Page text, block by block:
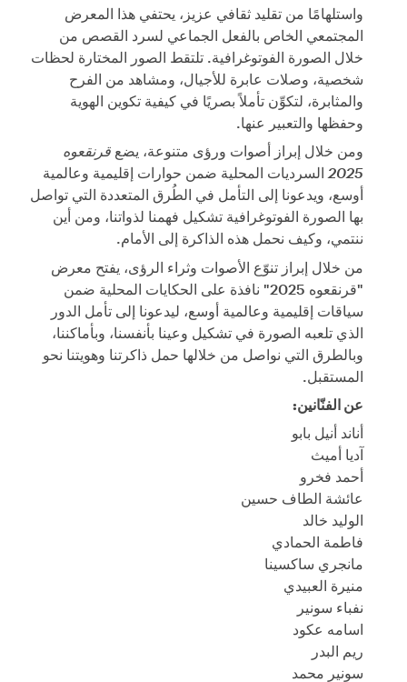
واستلهامًا من تقليد ثقافي عزيز، يحتفي هذا المعرض
المجتمعي الخاص بالفعل الجماعي لسرد القصص من
خلال الصورة الفوتوغرافية. تلتقط الصور المختارة لحظات
شخصية، وصلات عابرة للأجيال، ومشاهد من الفرح
والمثابرة، لتكوِّن تأملاً بصريًا في كيفية تكوين الهوية
وحفظها والتعبير عنها.
ومن خلال إبراز أصوات ورؤى متنوعة، يضع قرنقعوه
2025 السرديات المحلية ضمن حوارات إقليمية وعالمية
أوسع، ويدعونا إلى التأمل في الطُرق المتعددة التي تواصل
بها الصورة الفوتوغرافية تشكيل فهمنا لذواتنا، ومن أين
ننتمي، وكيف نحمل هذه الذاكرة إلى الأمام.
من خلال إبراز تنوّع الأصوات وثراء الرؤى، يفتح معرض
"قرنقعوه 2025" نافذة على الحكايات المحلية ضمن
سياقات إقليمية وعالمية أوسع، ليدعونا إلى تأمل الدور
الذي تلعبه الصورة في تشكيل وعينا بأنفسنا، وبأماكننا،
وبالطرق التي نواصل من خلالها حمل ذاكرتنا وهويتنا نحو
المستقبل.
عن الفنّانين:
أناند أنيل بابو
آديا أميث
أحمد فخرو
عائشة الطاف حسين
الوليد خالد
فاطمة الحمادي
مانجري ساكسينا
منيرة العبيدي
نفباء سونير
اسامه عكود
ريم البدر
سونير محمد